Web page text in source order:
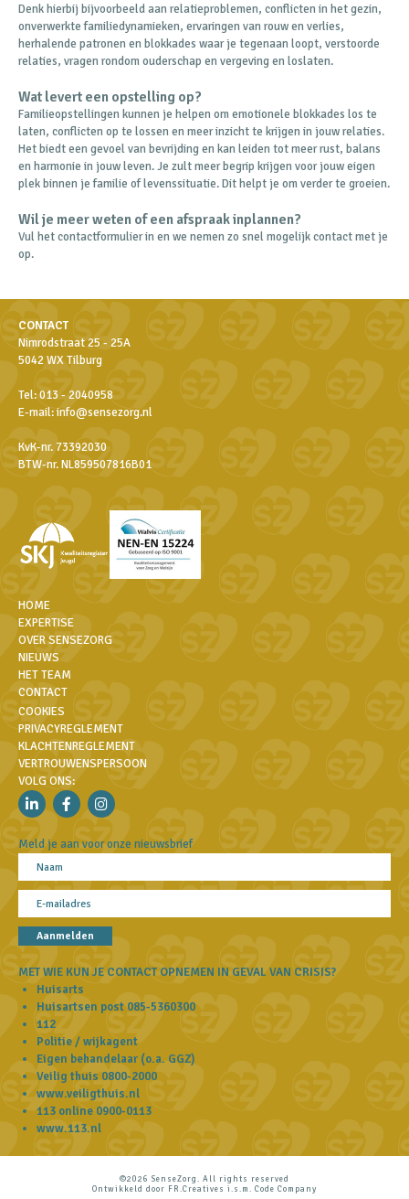
Denk hierbij bijvoorbeeld aan relatieproblemen, conflicten in het gezin,
onverwerkte familiedynamieken, ervaringen van rouw en verlies,
herhalende patronen en blokkades waar je tegenaan loopt, verstoorde
relaties, vragen rondom ouderschap en vergeving en loslaten.
Wat levert een opstelling op?
Familieopstellingen kunnen je helpen om emotionele blokkades los te
laten, conflicten op te lossen en meer inzicht te krijgen in jouw relaties.
Het biedt een gevoel van bevrijding en kan leiden tot meer rust, balans
en harmonie in jouw leven. Je zult meer begrip krijgen voor jouw eigen
plek binnen je familie of levenssituatie. Dit helpt je om verder te groeien.
Wil je meer weten of een afspraak inplannen?
Vul het contactformulier in en we nemen zo snel mogelijk contact met je
op.
CONTACT
Nimrodstraat 25 - 25A
5042 WX Tilburg
Tel:013 - 2040958
E-mail:info@sensezorg.nl
KvK-nr. 73392030
BTW-nr. NL859507816B01
HOME
EXPERTISE
OVER SENSEZORG
NIEUWS
HET TEAM
CONTACT
COOKIES
PRIVACYREGLEMENT
KLACHTENREGLEMENT
VERTROUWENSPERSOON
VOLG ONS:
Meld je aan voor onze nieuwsbrief
Aanmelden
MET WIE KUN JE CONTACT OPNEMEN IN GEVAL VAN CRISIS?
Huisarts
Huisartsen post 085-5360300
112
Politie / wijkagent
Eigen behandelaar (o.a. GGZ)
Veilig thuis 0800-2000
www.veiligthuis.nl
113 online 0900-0113
www.113.nl
©2026 SenseZorg. All rights reserved
Ontwikkeld door FR.Creatives i.s.m. Code Company